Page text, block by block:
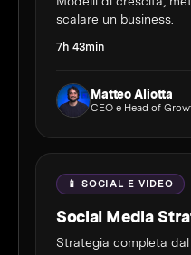
scalare un business.
7h 43min
Matteo Aliotta
CEO e Head of
📱 SOCIAL E VIDEO
Social Media
Strategia completa